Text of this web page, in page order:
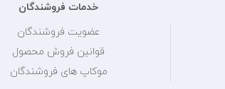
خدمات فروشندگان
عضویت فروشندگان
قوانین فروش محصول
موکاپ های فروشندگان